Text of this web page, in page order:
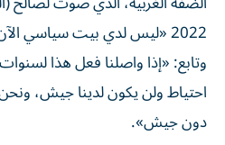
2022 «ليس لدي بيت سياسي الآن».
وتابع: «إذا واصلنا فعل هذا
احتياط ولن يكون لدينا جيش، ونحن
دون جيش».